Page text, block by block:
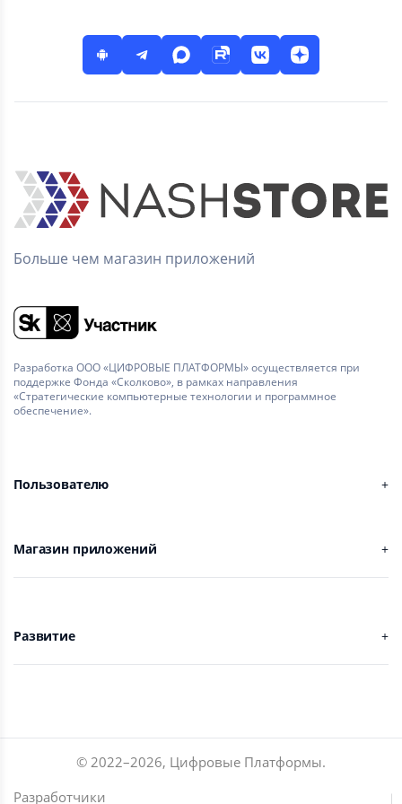
Больше чем магазин приложений
Разработка ООО «ЦИФРОВЫЕ ПЛАТФОРМЫ» осуществляется при
поддержке Фонда «Сколково», в рамках направления
«Стратегические компьютерные технологии и программное
обеспечение».
Пользователю
Магазин приложений
Развитие
© 2022–2026, Цифровые Платформы.
Разработчики